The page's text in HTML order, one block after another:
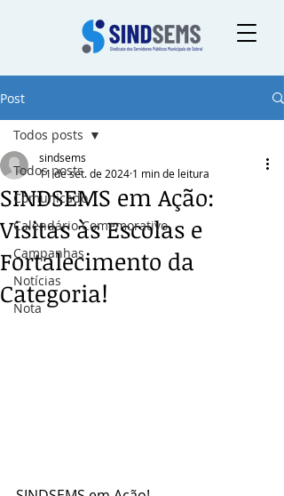
Post
Todos posts
Comunicado
Calendário Comemorativo
Campanhas
Notícias
Nota
Todos posts
SINDSEMS em Ação:
Visitas às Escolas e
Fortalecimento da
Categoria!
sindsems
11 de set. de 2024 1 min de leitura